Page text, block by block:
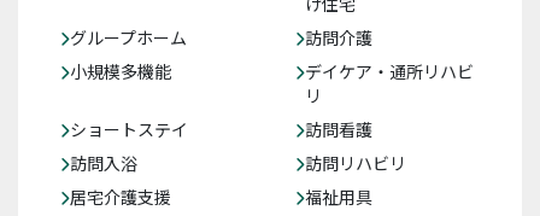
グループホーム
訪問介護
小規模多機能
デイケア・通所リハビ
リ
ショートステイ
訪問看護
訪問入浴
訪問リハビリ
居宅介護支援
福祉用具